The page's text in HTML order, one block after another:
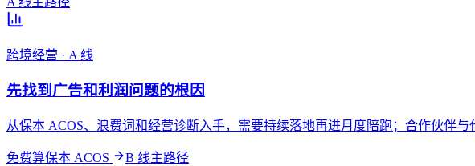
跨境经营 · A 线
先找到广告和利润问题的根因
从保本 ACOS、浪费词和经营诊断入手，需要持续落地再进月度陪跑；合作伙伴与
免费算保本 ACOS B 线主路径